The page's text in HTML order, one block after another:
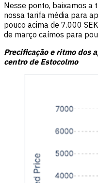
Nesse ponto, baixamos a
nossa tarifa média para
pouco acima de 7.000
de março caímos para
Precificação e ritmo dos
centro de Estocolmo